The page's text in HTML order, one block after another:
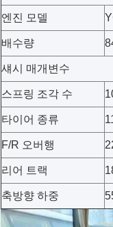
엔진 모델
배수량
섀시 매개변수
스프링 조각 수
타이어 종류
F/R 오버행
리어 트랙
축방향 하중